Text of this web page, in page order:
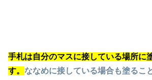
手札は自分のマスに接している場所に
す。 ななめに接している場合も塗るこ